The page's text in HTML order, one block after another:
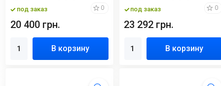
под заказ 0
20 400 грн.
В корзину
под заказ 0
23 292 грн.
В корзину